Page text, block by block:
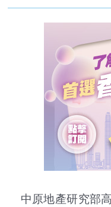
中原地產研究部